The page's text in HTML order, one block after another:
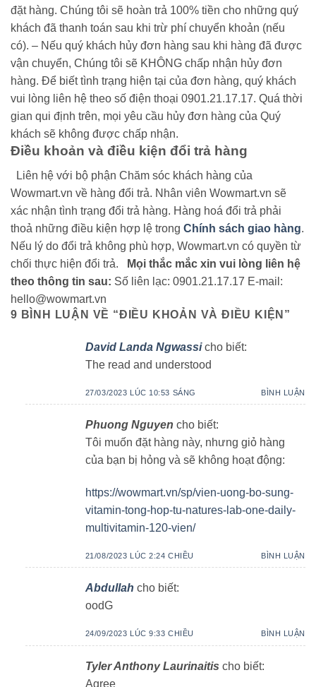
đặt hàng. Chúng tôi sẽ hoàn trả 100% tiền cho những quý
khách đã thanh toán sau khi trừ phí chuyển khoản (nếu
có). – Nếu quý khách hủy đơn hàng sau khi hàng đã được
vận chuyển, Chúng tôi sẽ KHÔNG chấp nhận hủy đơn
hàng. Để biết tình trạng hiện tại của đơn hàng, quý khách
vui lòng liên hệ theo số điện thoại 0901.21.17.17. Quá thời
gian qui định trên, mọi yêu cầu hủy đơn hàng của Quý
khách sẽ không được chấp nhận.
Điều khoản và điều kiện đổi trả hàng
Liên hệ với bộ phận Chăm sóc khách hàng của
Wowmart.vn về hàng đổi trả. Nhân viên Wowmart.vn sẽ
xác nhận tình trạng đổi trả hàng. Hàng hoá đổi trả phải
thoả những điều kiện hợp lệ trong Chính sách giao hàng.
Nếu lý do đổi trả không phù hợp, Wowmart.vn có quyền từ
chối thực hiện đổi trả.
Mọi thắc mắc xin vui lòng liên hệ
theo thông tin sau: Số liên lạc: 0901.21.17.17 E-mail:
hello@wowmart.vn
9 BÌNH LUẬN VỀ “ĐIỀU KHOẢN VÀ ĐIỀU KIỆN ”
David Landa Ngwassi cho biết:
The read and understood
27/03/2023 LÚC 10:53 SÁNG BÌNH LUẬN
Phuong Nguyen cho biết:
Tôi muốn đặt hàng này, nhưng giỏ hàng
của bạn bị hỏng và sẽ không hoạt động:
https://wowmart.vn/sp/vien-uong-bo-sung-
vitamin-tong-hop-tu-natures-lab-one-daily-
multivitamin-120-vien/
21/08/2023 LÚC 2:24 CHIỀU BÌNH LUẬN
Abdullah cho biết:
oodG
24/09/2023 LÚC 9:33 CHIỀU BÌNH LUẬN
Tyler Anthony Laurinaitis cho biết:
Agree